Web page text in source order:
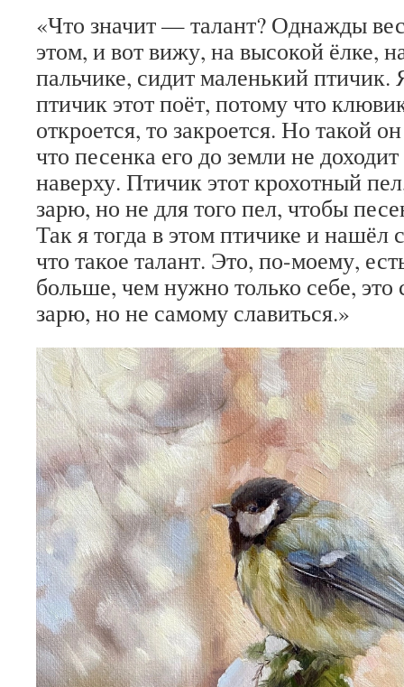
«Что значит — талант? Однажды
этом, и вот вижу, на высокой ёлке,
пальчике, сидит маленький птичик.
птичик этот поёт, потому что
откроется, то закроется. Но такой
что песенка его до земли не
наверху. Птичик этот крохотный
зарю, но не для того пел, чтобы
Так я тогда в этом птичике и нашёл
что такое талант. Это, по-моему,
больше, чем нужно только себе, это
зарю, но не самому славиться.»